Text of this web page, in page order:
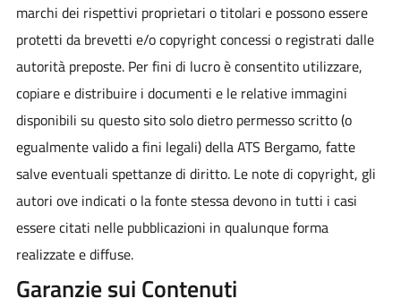
marchi dei rispettivi proprietari o titolari e possono essere
protetti da brevetti e/o copyright concessi o registrati dalle
autorità preposte. Per fini di lucro è consentito utilizzare,
copiare e distribuire i documenti e le relative immagini
disponibili su questo sito solo dietro permesso scritto (o
egualmente valido a fini legali) della ATS Bergamo, fatte
salve eventuali spettanze di diritto. Le note di copyright, gli
autori ove indicati o la fonte stessa devono in tutti i casi
essere citati nelle pubblicazioni in qualunque forma
realizzate e diffuse.
Garanzie sui Contenuti